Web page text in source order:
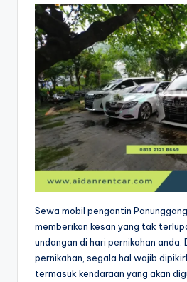
Sewa mobil pengantin
memberikan kesan yang tak
undangan di hari pernikahan anda.
pernikahan, segala hal wajib
termasuk kendaraan yang akan